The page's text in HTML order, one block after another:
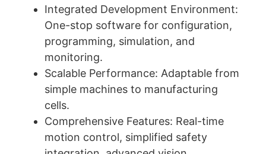
Integrated Development Environment:
One-stop software for configuration,
programming, simulation, and
monitoring.
Scalable Performance: Adaptable from
simple machines to manufacturing
cells.
Comprehensive Features: Real-time
motion control, simplified safety